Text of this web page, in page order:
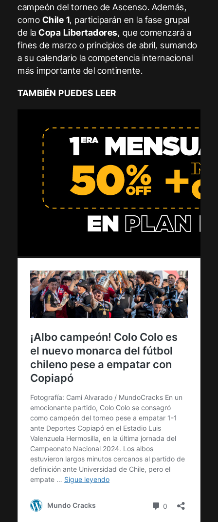
campeón del torneo de Ascenso. Además,
como Chile 1, participarán en la fase grupal
de laCopa Libertadores, que comenzará a
fines de marzo o principios de abril, sumando
a su calendario la competencia internacional
más importante del continente.
TAMBIÉN PUEDES LEER